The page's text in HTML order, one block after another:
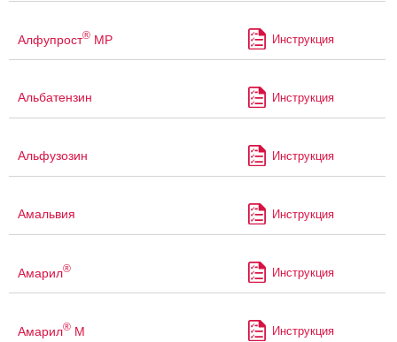
Алфупрост® МР Инструкция
Альбатензин Инструкция
Альфузозин Инструкция
Амальвия Инструкция
Амарил® Инструкция
Амарил® М Инструкция